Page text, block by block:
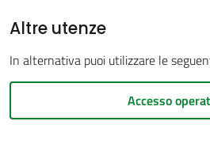
Seguici
su
Altre utenze
In alternativa puoi utilizzare le
Accesso